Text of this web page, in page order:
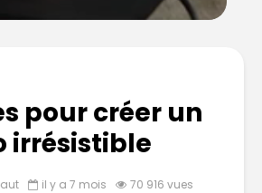
pour créer un
irrésistible
il y a 7 mois 70 916 vues